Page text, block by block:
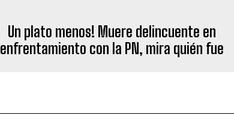
Un plato menos! Muere delincuente en
enfrentamiento con la PN, mira quién fue